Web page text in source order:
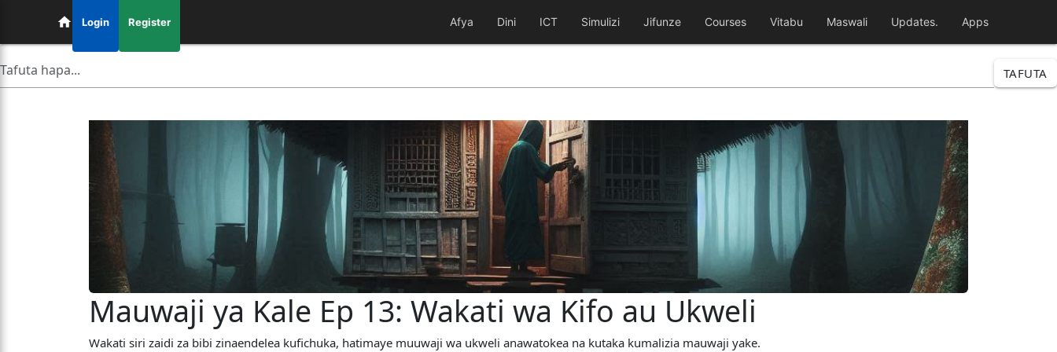
Login Register Afya Dini ICT Simulizi Jifunze Courses Vitabu Maswali Updates. Apps
TAFUTA
Mauwaji ya Kale Ep 13: Wakati wa Kifo au Ukweli
Wakati siri zaidi za bibi zinaendelea kufichuka, hatimaye muuwaji wa ukweli anawatokea na kutaka kumalizia mauwaji yake.